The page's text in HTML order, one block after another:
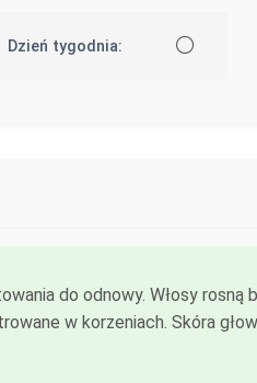
Dzień tygodnia: ⚪
do odnowy. Włosy rosną
w korzeniach. Skóra